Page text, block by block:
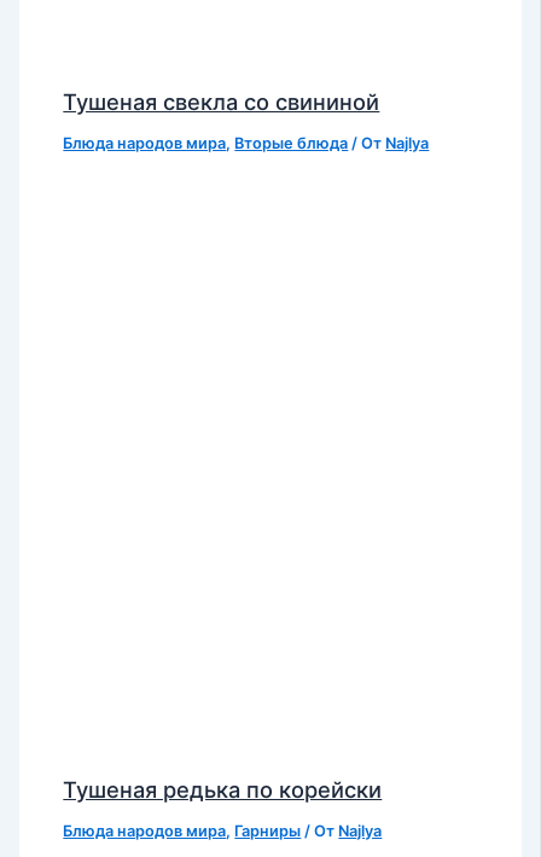
Тушеная свекла со свининой
Блюда народов мира, Вторые блюда / От Najlya
Тушеная редька по корейски
Блюда народов мира, Гарниры / От Najlya